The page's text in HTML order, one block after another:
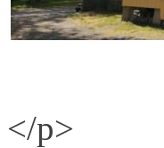
</p>